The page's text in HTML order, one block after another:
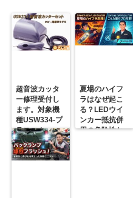
超音波カッタ
ー修理受付し
ます。対象機
種USW334-プ
ラスコム-
R31GONTA
夏場のハイフ
ラはなぜ起こ
る？LEDウイ
ンカー抵抗併
用の危険性と